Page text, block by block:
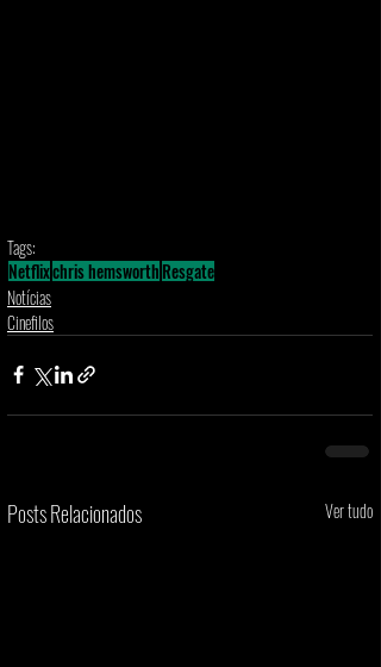
Tags:
Netflixchris hemsworthResgate
Notícias
Cinefilos
Posts Relacionados Ver tudo